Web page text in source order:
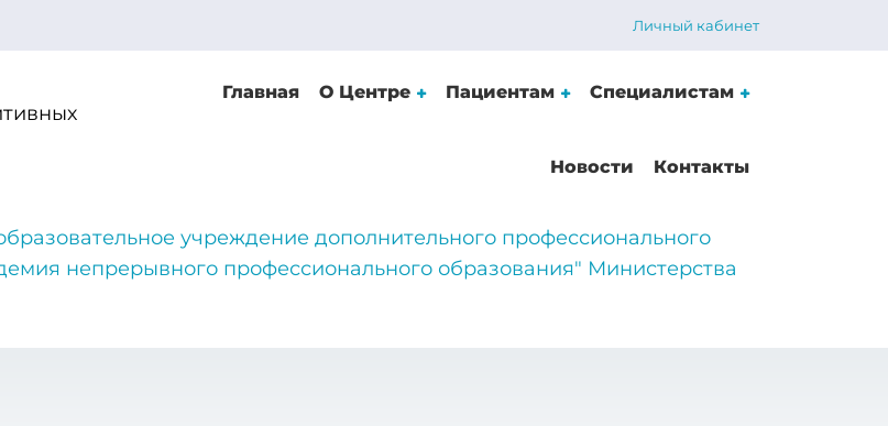
Личный кабинет
Главная О Центре Пациентам Специалистам
Новости Контакты
учреждение дополнительного профессионального
непрерывного профессионального образования" Министерства